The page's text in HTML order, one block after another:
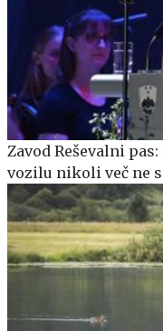
Zavod Reševalni
vozilu nikoli več ne